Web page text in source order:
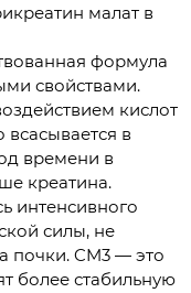
малат в
формула
свойствами.
кислот
всасывается в
времени в
креатина.
интенсивного
силы, не
почки. CM3 — это
более стабильную